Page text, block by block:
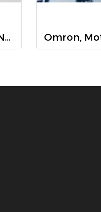
Omron, ROTARE ENCODER, E6B2-CWZ5B